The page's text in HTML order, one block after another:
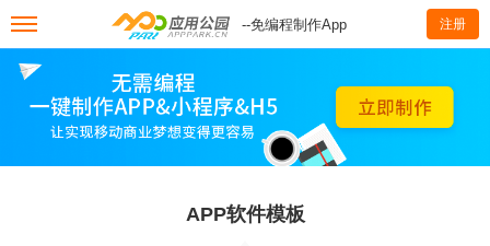
--免编程制作App 注册
APP软件模板